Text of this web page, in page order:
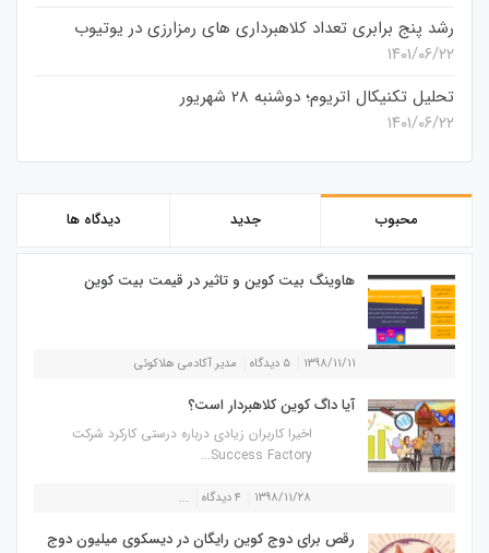
رشد پنج برابری تعداد کلاهبرداری های رمزارزی در یوتیوب
۱۴۰۱/۰۶/۲۲
تحلیل تکنیکال اتریوم؛ دوشنبه 28 شهریور
۱۴۰۱/۰۶/۲۲
محبوب جدید دیدگاه ها
هاوینگ بیت کوین و تاثیر در قیمت بیت کوین
۱۳۹۸/۱۱/۱۱ ۵ دیدگاه مدیر آکادمی هلاکوئی
آیا داگ کوین کلاهبردار است؟
اخیرا کاربران زیادی درباره درستی کارکرد شرکت
Success Factory...
۱۳۹۸/۱۱/۲۸ ۴ دیدگاه ...
رقص برای دوج کوین رایگان در دیسکوی میلیون دوج